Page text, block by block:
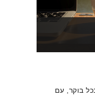
בוקר, עם